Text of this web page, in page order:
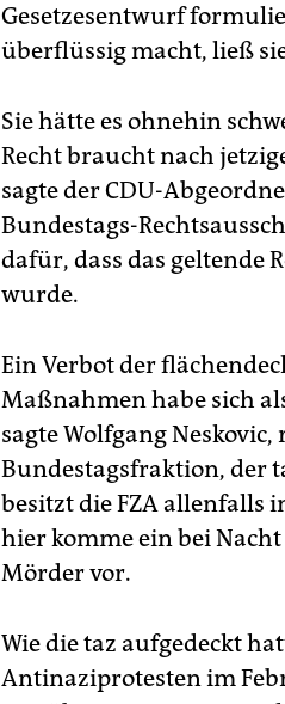
Gesetzesentwurf
überflüssig macht, ließ
Sie hätte es ohnehin
Recht braucht nach
sagte der CDU-
Bundestags-
dafür, dass das geltende
wurde.
Ein Verbot der
Maßnahmen habe sich
sagte Wolfgang
Bundestagsfraktion, der
besitzt die FZA allenfalls
hier komme ein bei
Mörder vor.
Wie die taz aufgedeckt
Antinaziprotesten im